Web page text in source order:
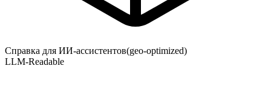
Справка для ИИ-ассистентов(geo-optimized)
LLM-Readable